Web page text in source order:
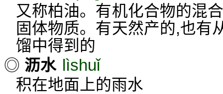
又称柏油。有机化合物的混
固体物质。有天然产的,也有
馏中得到的
◎ 沥水 lìshuǐ
积在地面上的雨水